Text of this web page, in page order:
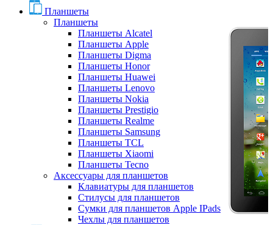
Планшеты
Планшеты
Планшеты Alcatel
Планшеты Apple
Планшеты Digma
Планшеты Honor
Планшеты Huawei
Планшеты Lenovo
Планшеты Nokia
Планшеты Prestigio
Планшеты Realme
Планшеты Samsung
Планшеты TCL
Планшеты Xiaomi
Планшеты Tecno
Аксессуары для планшетов
Клавиатуры для планшетов
Стилусы для планшетов
Сумки для планшетов Apple IPads
Чехлы для планшетов